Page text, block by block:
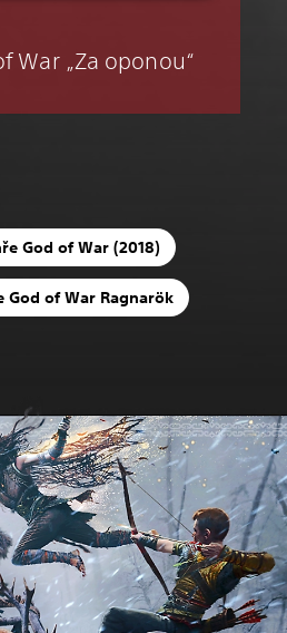
War „Za oponou“
God of War (2018)
God of War Ragnarök